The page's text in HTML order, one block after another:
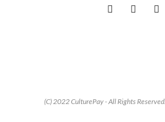
(C) 2022 CulturePay - All Rights Reserved.